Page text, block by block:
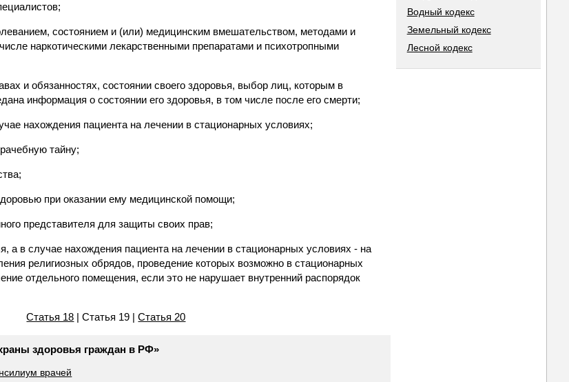
состоянием и (или) медицинским вмешательством, методами и
наркотическими лекарственными препаратами и психотропными
и обязанностях, состоянии своего здоровья, выбор лиц, которым в
информация о состоянии его здоровья, в том числе после его смерти;
нахождения пациента на лечении в стационарных условиях;
тайну;
при оказании ему медицинской помощи;
представителя для защиты своих прав;
а в случае нахождения пациента на лечении в стационарных условиях - на
религиозных обрядов, проведение которых возможно в стационарных
отдельного помещения, если это не нарушает внутренний распорядок
Статья 18 | Статья 19 |Статья 20
здоровья граждан в РФ»
врачей
Водный кодекс
Земельный кодекс
Лесной кодекс